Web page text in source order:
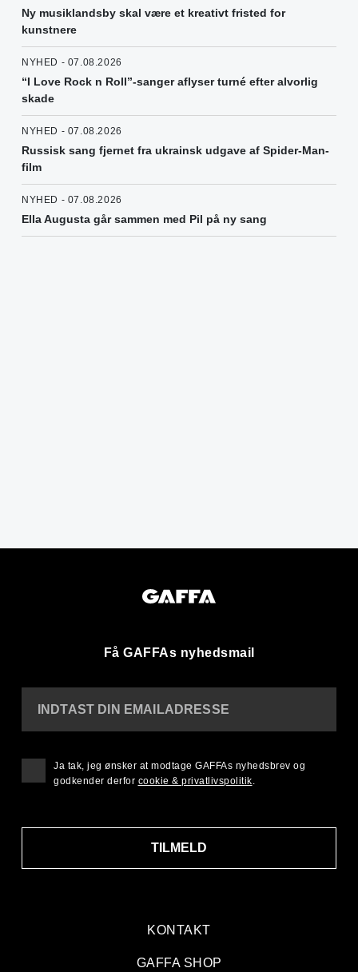
Ny musiklandsby skal være et kreativt fristed for
kunstnere
NYHED - 07.08.2026
“I Love Rock n Roll”-sanger aflyser turné efter alvorlig
skade
NYHED - 07.08.2026
Russisk sang fjernet fra ukrainsk udgave af Spider-Man-
film
NYHED - 07.08.2026
Ella Augusta går sammen med Pil på ny sang
Få GAFFAs nyhedsmail
KONTAKT
GAFFA SHOP
INDTAST DIN EMAILADRESSE
TILMELD
Ja tak, jeg ønsker at modtage GAFFAs nyhedsbrev og
godkender derfor cookie & privatlivspolitik.